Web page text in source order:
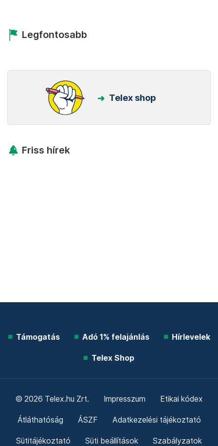
Legfontosabb
Telex shop
Friss hírek
Támogatás Adó 1% felajánlás Hírlevelek
Telex Shop
© 2026 Telex.hu Zrt. Impresszum Etikai kódex
Átláthatóság ÁSZF Adatkezelési tájékoztató
Sütitájékoztató Süti beállítások Szabályzatok